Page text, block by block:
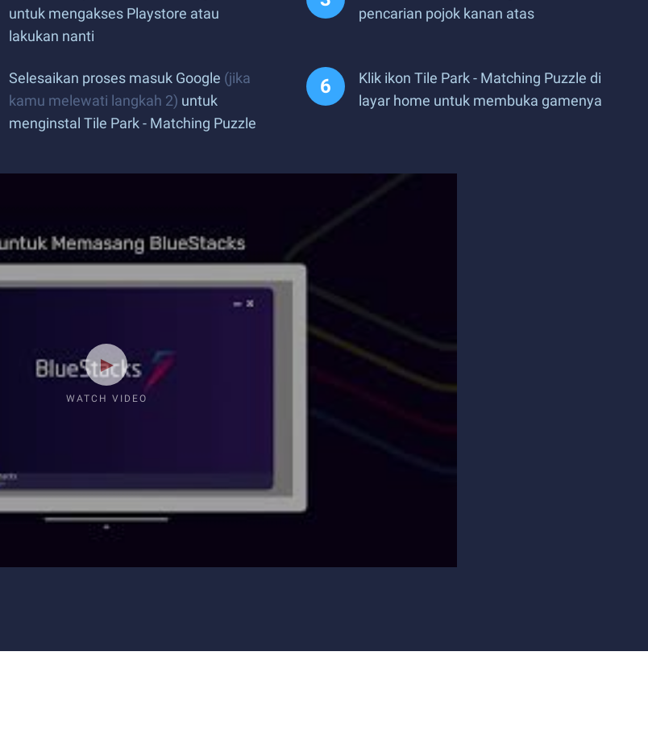
untuk mengakses Playstore atau
lakukan nanti
pencarian pojok kanan atas
Selesaikan proses masuk Google (jika
kamu melewati langkah 2) untuk
menginstal Tile Park - Matching Puzzle
Klik ikon Tile Park - Matching Puzzle di
layar home untuk membuka gamenya
WATCH VIDEO